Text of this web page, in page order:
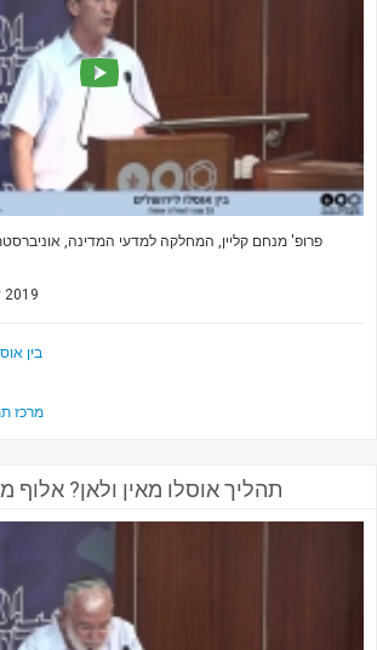
פרופ' מנחם קליין, המחלקה למדעי המדינה,
2019
בין
מרכז
תהליך אוסלו מאין ולאן? אלוף